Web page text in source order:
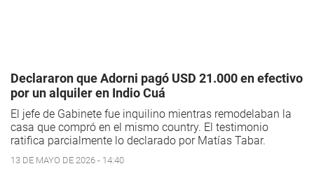
Declararon que Adorni pagó USD 21.000 en efectivo
por un alquiler en Indio Cuá
El jefe de Gabinete fue inquilino mientras remodelaban la
casa que compró en el mismo country. El testimonio
ratifica parcialmente lo declarado por Matías Tabar.
13 DE MAYO DE 2026 - 14:40